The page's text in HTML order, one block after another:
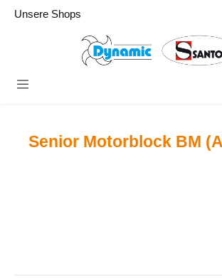
springen
Unsere Shops
Senior Motorblock BM